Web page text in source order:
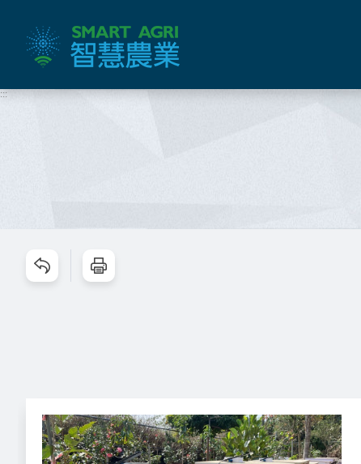
容
:::
跳過此工具列請按[Enter]，繼續則按[Tab]